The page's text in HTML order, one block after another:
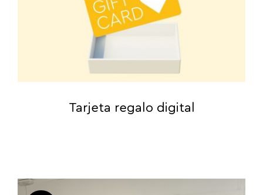
Tarjeta regalo digital